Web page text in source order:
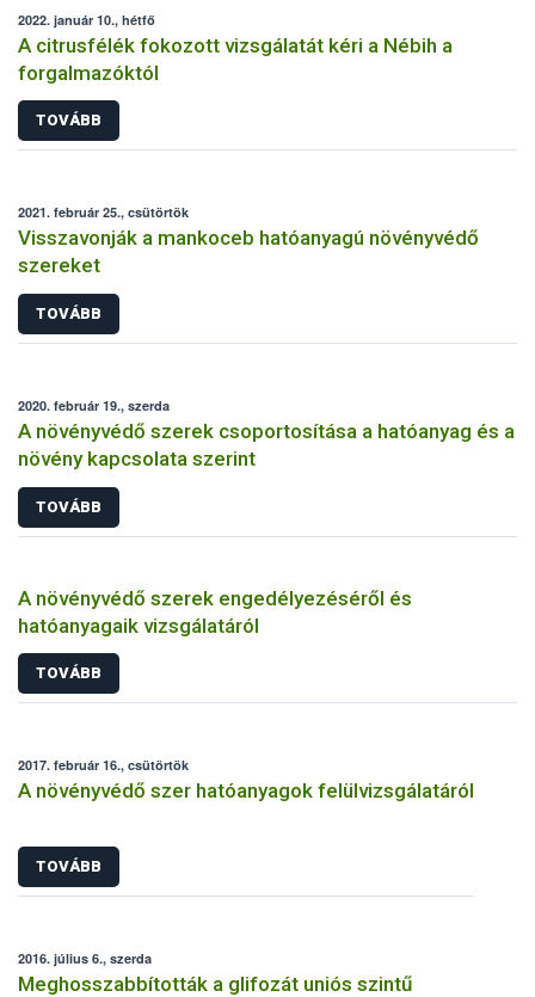
2022. január 10., hétfő
A citrusfélék fokozott vizsgálatát kéri a Nébih a
forgalmazóktól
TOVÁBB
2021. február 25., csütörtök
Visszavonják a mankoceb hatóanyagú növényvédő
szereket
TOVÁBB
2020. február 19., szerda
A növényvédő szerek csoportosítása a hatóanyag és a
növény kapcsolata szerint
TOVÁBB
A növényvédő szerek engedélyezéséről és
hatóanyagaik vizsgálatáról
TOVÁBB
2017. február 16., csütörtök
A növényvédő szer hatóanyagok felülvizsgálatáról
TOVÁBB
2016. július 6., szerda
Meghosszabbították a glifozát uniós szintű